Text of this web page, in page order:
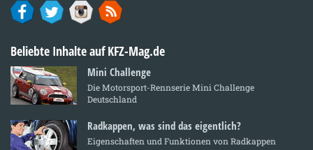
Beliebte Inhalte auf KFZ-Mag.de
Mini Challenge
Die Motorsport-Rennserie Mini Challenge
Deutschland
Radkappen, was sind das eigentlich?
Eigenschaften und Funktionen von Radkappen